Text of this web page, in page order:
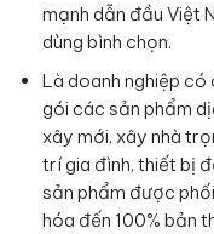
mạnh dẫn đầu Việt
dùng bình chọn.
Là doanh nghiệp
gói các sản phẩm
xây mới, xây nhà
trí gia đình, thiết bị
sản phẩm được
hóa đến 100% bản